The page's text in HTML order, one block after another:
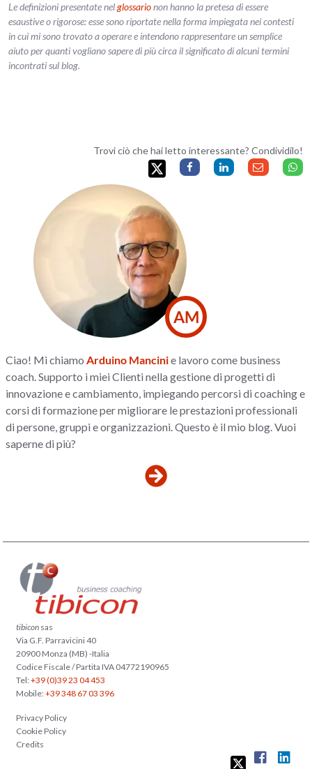
Le definizioni presentate nelglossarionon hanno la pretesa di essere
esaustive o rigorose: esse sono riportate nella forma impiegata nei contesti
in cui mi sono trovato a operare e intendono rappresentare un semplice
aiuto per quanti vogliano sapere di più circa il significato di alcuni termini
incontrati sul blog.
Trovi ciò che hai letto interessante? Condividilo!
AM
Ciao! Mi chiamo Arduino Mancinie lavoro come business
coach. Supporto i miei Clienti nella gestione di progetti di
innovazione e cambiamento, impiegando percorsi di coaching e
corsi di formazione per migliorare le prestazioni professionali
di persone, gruppi e organizzazioni. Questo è il mio blog. Vuoi
saperne di più?
tibicon sas
Via G.F. Parravicini 40
20900 Monza (MB) -Italia
Codice Fiscale / Partita IVA 04772190965
Tel:+39 (0)39 23 04 453
Mobile:+39 348 67 03 396
Privacy Policy
Cookie Policy
Credits